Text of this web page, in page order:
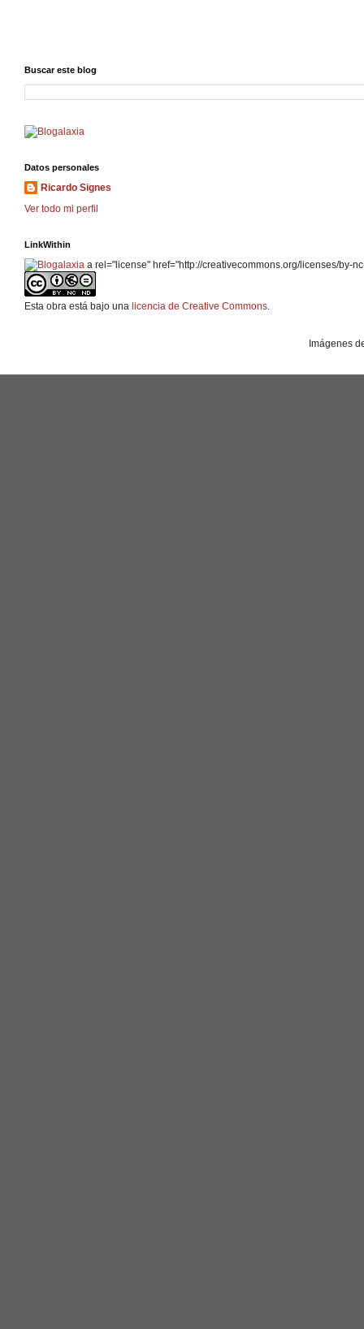
Buscar este blog
Datos personales
Ricardo Signes
Ver todo mi perfil
LinkWithin
a rel="license" href="http://creativecommons.org/licenses/by-
Esta obra está bajo una licencia de Creative Commons
Imágenes